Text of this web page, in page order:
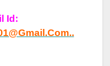
Id: